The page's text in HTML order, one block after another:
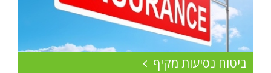
ביטוח נסיעות מקיף